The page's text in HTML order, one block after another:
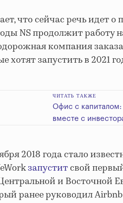
что сейчас речь идет
NS продолжит работу
компания
хотят запустить в 2021
ЧИТАТЬ ТАКЖЕ
Офис с капиталом:
вместе с
2018 года стало
запуститсвой
и Восточной
ранее руководил